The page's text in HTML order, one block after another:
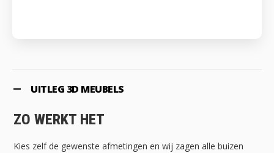
UITLEG 3D MEUBELS
ZO WERKT HET
Kies zelf de gewenste afmetingen en wij zagen alle buizen